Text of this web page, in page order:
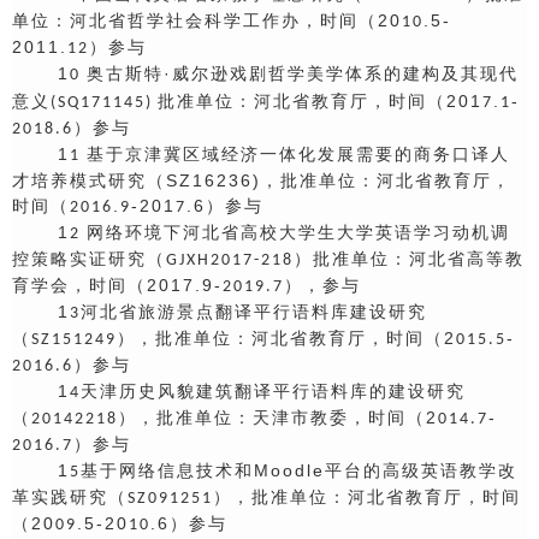
单位：河北省哲学社会科学工作办，时间（20 10 .5-
2011. 12 ）参与
1 0 奥古斯特·威尔逊戏剧哲学美学体系的建构及其现代
意义 (SQ171145) 批准单位：河北省教育厅，时间（201 7 1-
2018.6 ）参与
1 1 基于京津冀区域经济一体化发展需要的商务口译人
才培养模式研究（SZ16236)，批准单位：河北省教育厅，
时间（ 2016 9-201 7 .6）参与
1 2 网络环境下河北省高校大学生大学英语学习动机调
控策略实证研究（ GJXH2017-218 ）批准单位：河北省高等教
育学会，时间（2017.9- 2019.7 ），参与
1 3河北省旅游景点翻译平行语料库建设研究
（ SZ151249 ），批准单位：河北省教育厅，时间（2 015.5-
2016.6 ）参与
1 4 天津历史风貌建筑翻译平行语料库的建设研究
（ 20142218 ），批准单位：天津市教委，时间（2 014.7-
2016.7 ）参与
1 5基于网络信息技术和Moodle平台的高级英语教学改
革实践研究（ SZ091251 ），批准单位：河北省教育厅，时间
（2009 .5-20 10 .6）参与